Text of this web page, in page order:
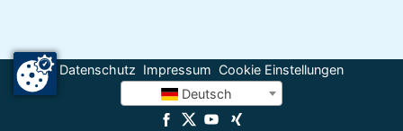
Datenschutz Impressum Cookie Einstellungen
Deutsch